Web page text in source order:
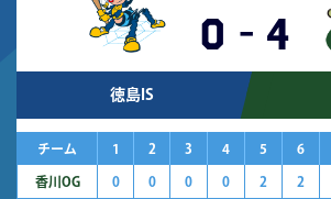
0 - 4
徳島IS
チーム 1 2 3 4 5 6
香川OG 0 0 0 0 2 2